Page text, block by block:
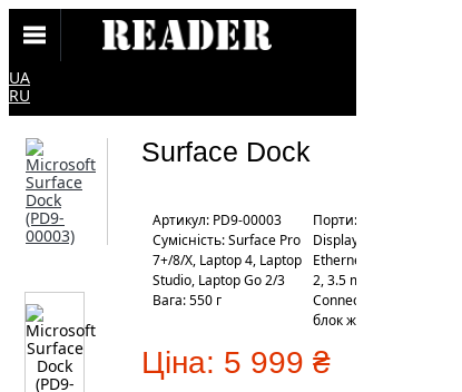
UA
RU
Surface Dock
Артикул: PD9-00003
Порти: Mini
DisplayPort х 2, Gigabit
Ethernet Port, USB 3.0 х
2, 3.5 mm, Surface
Connect, додатковий
блок живлення 90Вт
Сумісність: Surface Pro
7+/8/X, Laptop 4, Laptop
Studio, Laptop Go 2/3
Вага: 550 г
Ціна: 5 999 ₴